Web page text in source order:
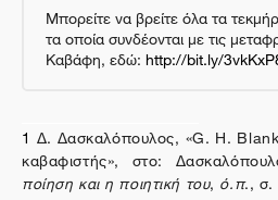
Μπορείτε να βρείτε όλα τα
τα οποία συνδέονται με τις
Καβάφη, εδώ:http://bit.ly/
1 Δ. Δασκαλόπουλος, «G. H.
καβαφιστής», στο:
ποίηση και η ποιητική του, ό.π., σ.